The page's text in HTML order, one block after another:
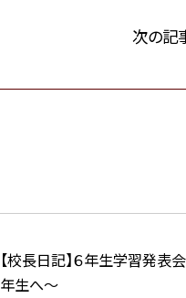
次の記
【校長日記】６年生学習発表
年生へ〜